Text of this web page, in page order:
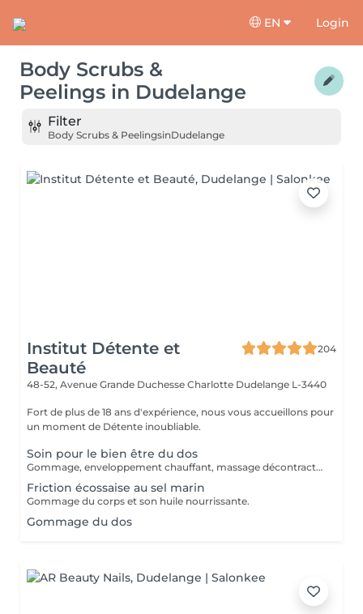
EN Login
Body Scrubs &
Peelings in Dudelange
Filter
Body Scrubs & PeelingsinDudelange
Institut Détente et
Beauté
204
48-52, Avenue Grande Duchesse Charlotte Dudelange L-3440
Fort de plus de 18 ans d'expérience, nous vous accueillons pour
un moment de Détente inoubliable.
Soin pour le bien être du dos
Gommage, enveloppement chauffant, massage décontractant.
Friction écossaise au sel marin
Gommage du corps et son huile nourrissante.
Gommage du dos